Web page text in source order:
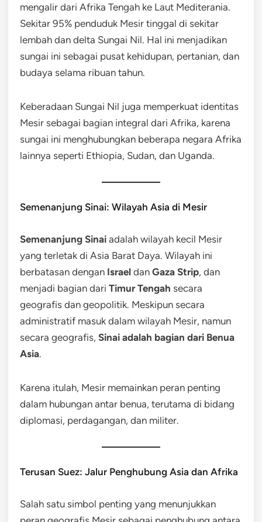
mengalir dari Afrika Tengah ke Laut Mediterania.
Sekitar 95% penduduk Mesir tinggal di sekitar
lembah dan delta Sungai Nil. Hal ini menjadikan
sungai ini sebagai pusat kehidupan, pertanian, dan
budaya selama ribuan tahun.
Keberadaan Sungai Nil juga memperkuat identitas
Mesir sebagai bagian integral dari Afrika, karena
sungai ini menghubungkan beberapa negara Afrika
lainnya seperti Ethiopia, Sudan, dan Uganda.
Semenanjung Sinai: Wilayah Asia di Mesir
Semenanjung Sinai adalah wilayah kecil Mesir
yang terletak di Asia Barat Daya. Wilayah ini
berbatasan dengan Israel dan Gaza Strip, dan
menjadi bagian dari Timur Tengah secara
geografis dan geopolitik. Meskipun secara
administratif masuk dalam wilayah Mesir, namun
secara geografis, Sinai adalah bagian dari Benua
Asia.
Karena itulah, Mesir memainkan peran penting
dalam hubungan antar benua, terutama di bidang
diplomasi, perdagangan, dan militer.
Terusan Suez: Jalur Penghubung Asia dan Afrika
Salah satu simbol penting yang menunjukkan